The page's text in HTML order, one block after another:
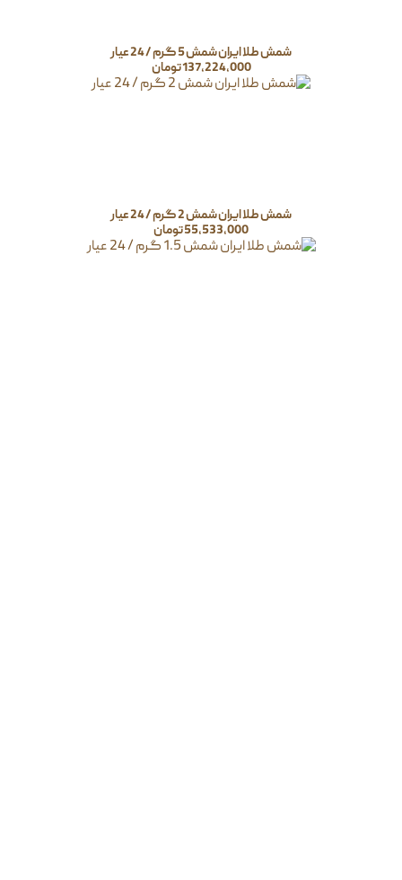
شمش طلا ایران شمش 5 گرم / 24 عیار
137,224,000تومان
شمش طلا ایران شمش 2 گرم / 24 عیار
55,533,000تومان